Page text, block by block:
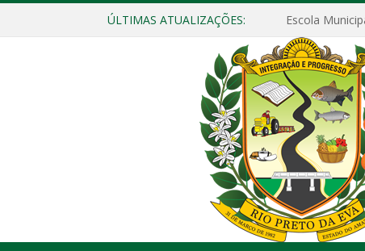
ÚLTIMAS ATUALIZAÇÕES: